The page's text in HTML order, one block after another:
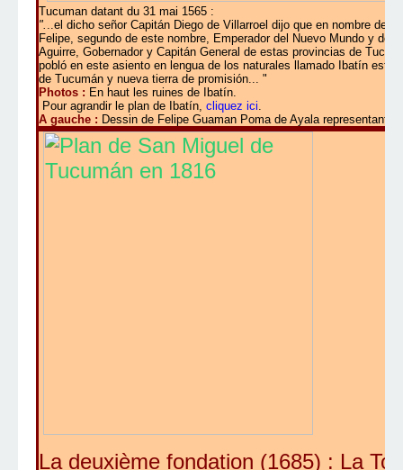
Tucuman datant du 31 mai 1565 :
". ..el dicho señor Capitán Diego de Villarroel dijo que en nombre de
Felipe, segundo de este nombre, Emperador del Nuevo Mundo y de
Aguirre, Gobernador y Capitán General de estas provincias de
pobló en este asiento en lengua de los naturales llamado Ibatín esta
de Tucumán y nueva tierra de promisión... "
Photos : En haut les ruines de Ibatín.
Pour agrandir le plan de Ibatín, cliquez ici.
A gauche : Dessin de Felipe Guaman Poma de Ayala representant
La deuxième fondation (1685) : La